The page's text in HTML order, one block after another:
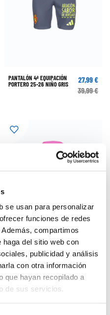
se usan para personalizar
funciones de redes
compartimos
del sitio web con
publicidad y análisis
con otra información
que hayan recopilado a
de sus servicios.
PANTALÓN 4ª EQUIPACIÓN
PORTERO 25-26 NIÑO GRIS
27,99 €
39,99 €
CAMISETA 1ª EQUIPACIÓN
PORTERO 25-26 ROSA
55,99 €